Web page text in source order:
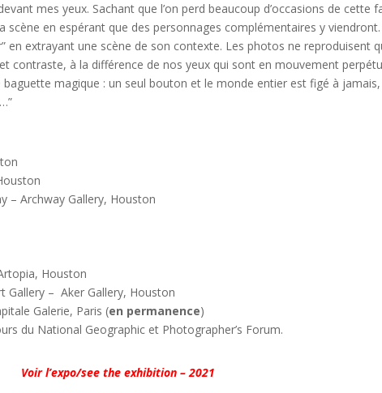
mes yeux. Sachant que l’on perd beaucoup d’occasions de cette
scène en espérant que des personnages complémentaires y viendront.
en extrayant une scène de son contexte. Les photos ne reproduisent
contraste, à la différence de nos yeux qui sont en mouvement
baguette magique : un seul bouton et le monde entier est figé à
Archway Gallery, Houston
Houston
– Aker Gallery, Houston
Galerie, Paris (en permanence)
du National Geographic et Photographer’s Forum.
Voir l’expo/see the exhibition – 2021